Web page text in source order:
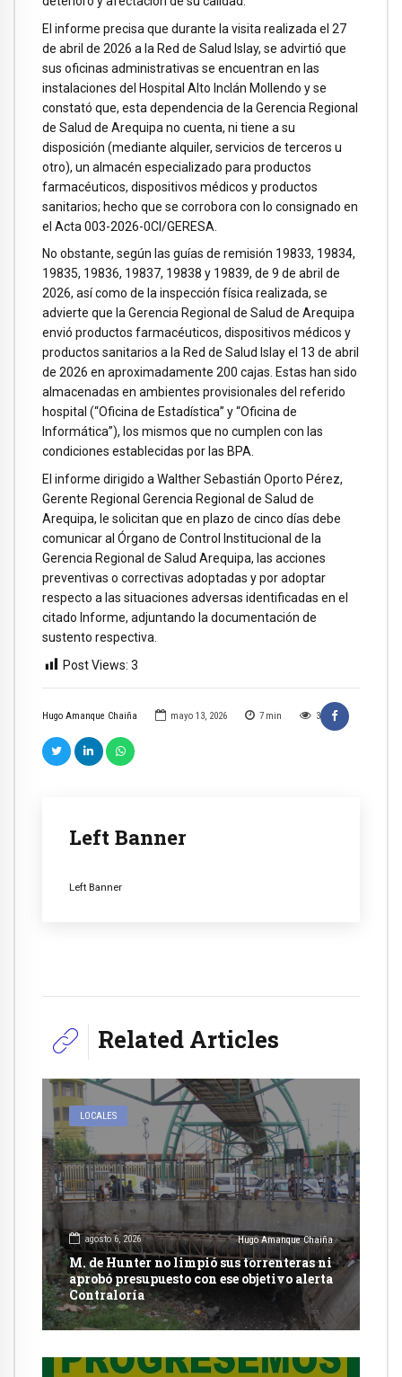
Hugo Amanque Chaiña mayo 13, 2026 7 min 3
Left Banner
Left Banner
El informe precisa que durante la visita realizada el 27
de abril de 2026 a la Red de Salud Islay, se advirtió que
sus oficinas administrativas se encuentran en las
instalaciones del Hospital Alto Inclán Mollendo y se
constató que, esta dependencia de la Gerencia Regional
de Salud de Arequipa no cuenta, ni tiene a su
disposición (mediante alquiler, servicios de terceros u
otro), un almacén especializado para productos
farmacéuticos, dispositivos médicos y productos
sanitarios; hecho que se corrobora con lo consignado en
el Acta 003-2026-0CI/GERESA.
No obstante, según las guías de remisión 19833, 19834,
19835, 19836, 19837, 19838 y 19839, de 9 de abril de
2026, así como de la inspección física realizada, se
advierte que la Gerencia Regional de Salud de Arequipa
envió productos farmacéuticos, dispositivos médicos y
productos sanitarios a la Red de Salud Islay el 13 de abril
de 2026 en aproximadamente 200 cajas. Estas han sido
almacenadas en ambientes provisionales del referido
hospital (“Oficina de Estadística” y “Oficina de
Informática”), los mismos que no cumplen con las
condiciones establecidas por las BPA.
El informe dirigido a Walther Sebastián Oporto Pérez,
Gerente Regional Gerencia Regional de Salud de
Arequipa, le solicitan que en plazo de cinco días debe
comunicar al Órgano de Control Institucional de la
Gerencia Regional de Salud Arequipa, las acciones
preventivas o correctivas adoptadas y por adoptar
respecto a las situaciones adversas identificadas en el
citado Informe, adjuntando la documentación de
sustento respectiva.
Post Views: 3
Related Articles
LOCALES
agosto 6, 2026 Hugo Amanque Chaiña
M. de Hunter no limpió sus torrenteras ni
aprobó presupuesto con ese objetivo alerta
Contraloría